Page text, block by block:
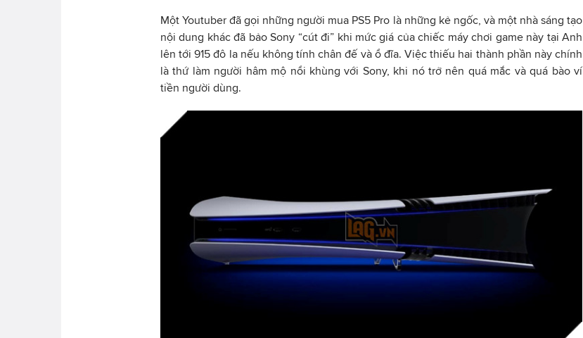
Một Youtuber đã gọi những người mua PS5 Pro là những kẻ ngốc, và một nhà sáng tạo
nội dung khác đã bảo Sony “cút đi” khi mức giá của chiếc máy chơi game này tại Anh
lên tới 915 đô la nếu không tính chân đế và ổ đĩa. Việc thiếu hai thành phần này chính
là thứ làm người hâm mộ nổi khùng với Sony, khi nó trở nên quá mắc và quá bào ví
tiền người dùng.